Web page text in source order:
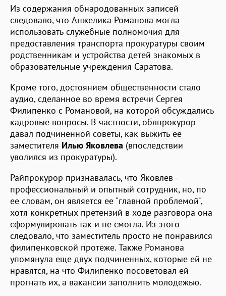
Из содержания обнародованных записей
следовало, что Анжелика Романова могла
использовать служебные полномочия для
предоставления транспорта прокуратуры своим
родственникам и устройства детей знакомых в
образовательные учреждения Саратова.
Кроме того, достоянием общественности стало
аудио, сделанное во время встречи Сергея
Филипенко с Романовой, на которой обсуждались
кадровые вопросы. В частности, облпрокурор
давал подчиненной советы, как выжить ее
заместителя Илью Яковлева (впоследствии
уволился из прокуратуры).
Райпрокурор признавалась, что Яковлев -
профессиональный и опытный сотрудник, но, по
ее словам, он является ее "главной проблемой",
хотя конкретных претензий в ходе разговора она
сформулировать так и не смогла. Из этого
следовало, что заместитель просто не понравился
филипенковской протеже. Также Романова
упомянула еще двух подчиненных, которые ей не
нравятся, на что Филипенко посоветовал ей
прогнать их, а вакансии заполнить молодежью.